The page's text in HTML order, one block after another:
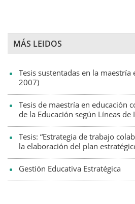
MÁS LEIDOS
Tesis sustentadas en la maestría
2007)
Tesis de maestría en educación
de la Educación según Líneas de
Tesis: “Estrategia de trabajo
la elaboración del plan
Gestión Educativa Estratégica